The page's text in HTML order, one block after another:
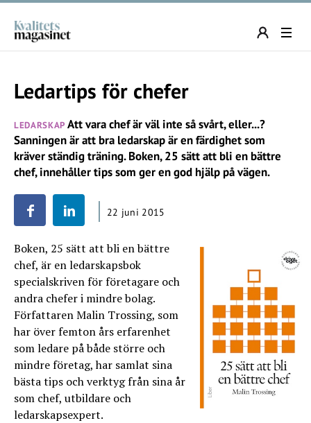
Ledartips för chefer
LEDARSKAP Att vara chef är väl inte så svårt, eller...?
Sanningen är att bra ledarskap är en färdighet som
kräver ständig träning. Boken, 25 sätt att bli en bättre
chef, innehåller tips som ger en god hjälp på vägen.
22 juni 2015
Boken, 25 sätt att bli en bättre
chef, är en ledarskapsbok
specialskriven för företagare och
andra chefer i mindre bolag.
Författaren Malin Trossing, som
har över femton års erfarenhet
som ledare på både större och
mindre företag, har samlat sina
bästa tips och verktyg från sina år
som chef, utbildare och
ledarskapsexpert.